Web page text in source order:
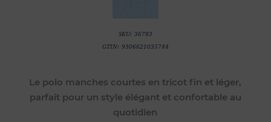
SKU: 36783
GTIN: 9306621035744
Le polo manches courtes en tricot fin et léger,
parfait pour un style élégant et confortable au
quotidien